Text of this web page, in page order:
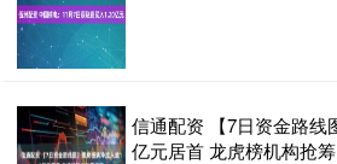
信通配资 【7日资金路线
亿元居首 龙虎榜机构抢